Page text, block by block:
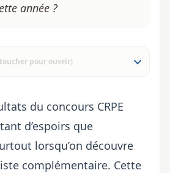
année ?
pour ouvrir)
du concours CRPE
d’espoirs que
lorsqu’on découvre
complémentaire. Cette